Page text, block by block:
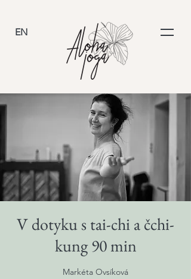
EN
V dotyku s tai-chi a čchi-
kung 90 min
Markéta Ovsíková